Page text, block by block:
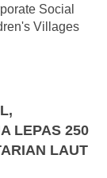
Social
Villages
LEPAS 250
LAUT